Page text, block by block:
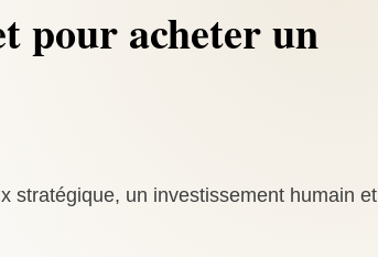
pour acheter un
stratégique, un investissement humain et